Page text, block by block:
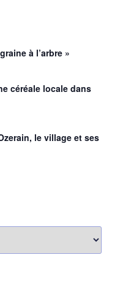
à l’arbre »
céréale locale dans
le village et ses